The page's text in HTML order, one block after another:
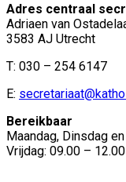
Adres centraal
Adriaen van
3583 AJ Utrecht
T: 030 – 254 6147
E:
Bereikbaar
Maandag, Dinsdag
Vrijdag: 09.00 –